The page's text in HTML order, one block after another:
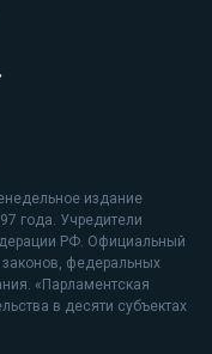
издание
года. Учредители
РФ. Официальный
федеральных
«Парламентская
в десяти субъектах